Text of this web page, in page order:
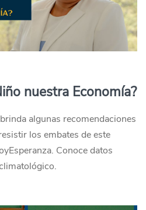
nuestra Economía?
algunas recomendaciones
los embates de este
Conoce datos